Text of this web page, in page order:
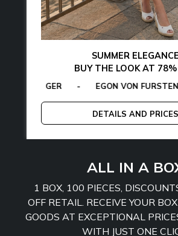
SUMMER ELEGANCE
BUY THE LOOK AT 78%
- EGON VON
DETAILS AND PRICES
CALVIN KLEIN - LA MARTINA -
ALL IN A
1 BOX, 100 PIECES,
OFF RETAIL. RECEIVE YOUR
GOODS AT EXCEPTIONAL
WITH JUST ONE